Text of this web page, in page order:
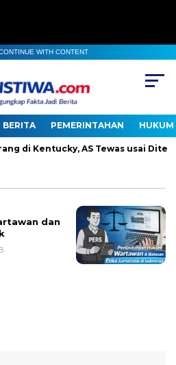
WITH CONTENT
BERITA PEMERINTAHAN HUKUM
di Kentucky, AS Tewas usai
dan